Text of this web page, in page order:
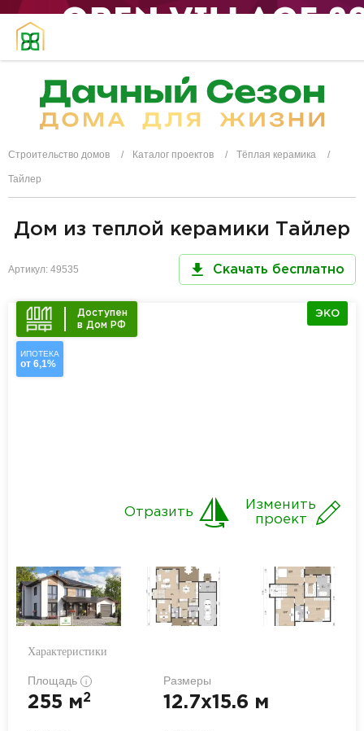
Строительство домов Каталог проектов Тёплая керамика
Тайлер
Дом из теплой керамики Тайлер
Артикул: 49535 Скачать бесплатно
Доступен
в Дом РФ
ИПОТЕКА
от 6,1%
ЭКО
Изменить
проект
Отразить
Характеристики
Площадь i
255 м2
Размеры
12.7x15.6 м